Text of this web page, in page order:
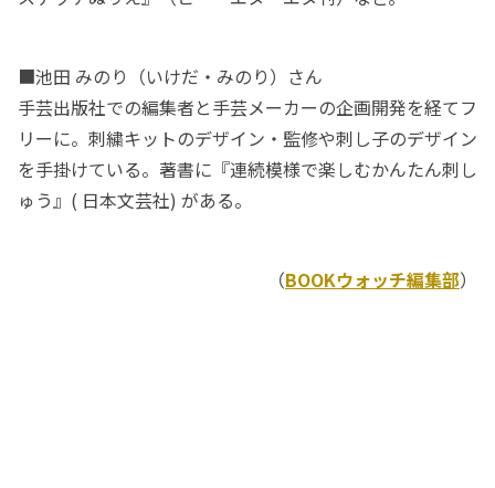
■池田 みのり（いけだ・みのり）さん
手芸出版社での編集者と手芸メーカーの企画開発を経てフ
リーに。刺繍キットのデザイン・監修や刺し子のデザイン
を手掛けている。著書に『連続模様で楽しむかんたん刺し
ゅう』( 日本文芸社) がある。
（BOOKウォッチ編集部）